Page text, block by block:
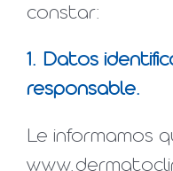
constar:
1. Datos
responsable.
Le informamos